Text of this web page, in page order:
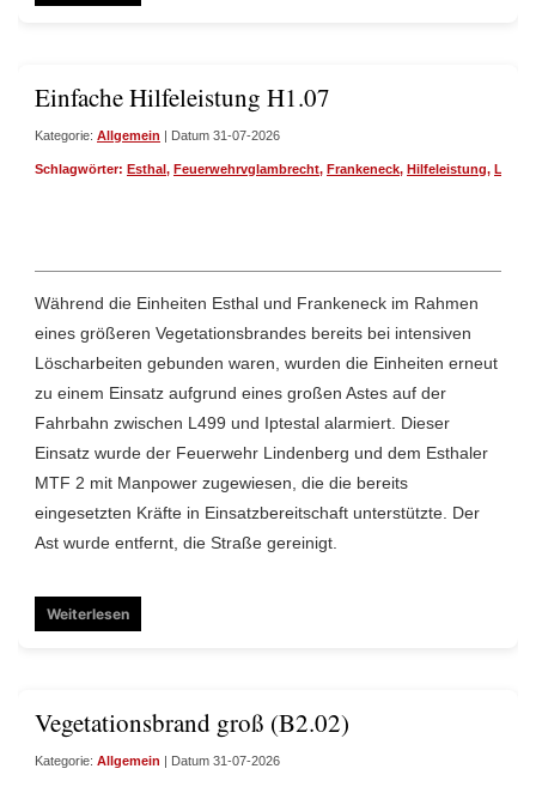
Einfache Hilfeleistung H1.07
Kategorie: Allgemein | Datum 31-07-2026
Schlagwörter: Esthal, Feuerwehrvglambrecht, Frankeneck, Hilfeleistung,
Während die Einheiten Esthal und Frankeneck im Rahmen
eines größeren Vegetationsbrandes bereits bei intensiven
Löscharbeiten gebunden waren, wurden die Einheiten erneut
zu einem Einsatz aufgrund eines großen Astes auf der
Fahrbahn zwischen L499 und Iptestal alarmiert. Dieser
Einsatz wurde der Feuerwehr Lindenberg und dem Esthaler
MTF 2 mit Manpower zugewiesen, die die bereits
eingesetzten Kräfte in Einsatzbereitschaft unterstützte. Der
Ast wurde entfernt, die Straße gereinigt.
Weiterlesen
Vegetationsbrand groß (B2.02)
Kategorie: Allgemein | Datum 31-07-2026